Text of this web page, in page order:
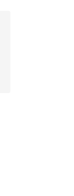
de $130.00 à